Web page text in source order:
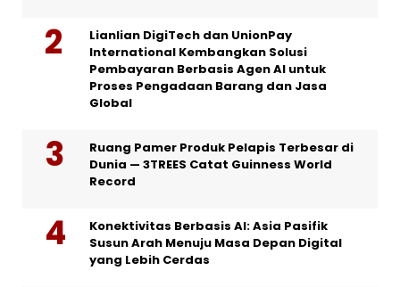
Lianlian DigiTech dan UnionPay
International Kembangkan Solusi
Pembayaran Berbasis Agen AI untuk
Proses Pengadaan Barang dan Jasa
Global
Ruang Pamer Produk Pelapis Terbesar di
Dunia — 3TREES Catat Guinness World
Record
Konektivitas Berbasis AI: Asia Pasifik
Susun Arah Menuju Masa Depan Digital
yang Lebih Cerdas